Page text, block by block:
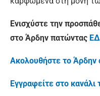
Ενισχύστε την
στο Άρδην πατώντας
Ακολουθήστε το Άρδην
Εγγραφείτε στο